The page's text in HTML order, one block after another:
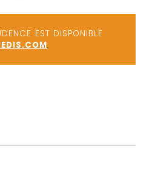
EST DISPONIBLE